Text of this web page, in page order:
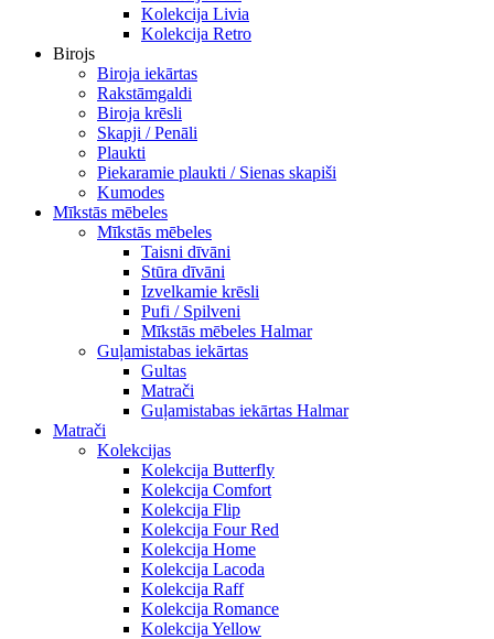
Kolekcija Livia
Kolekcija Retro
Birojs
Biroja iekārtas
Rakstāmgaldi
Biroja krēsli
Skapji / Penāli
Plaukti
Piekaramie plaukti / Sienas skapiši
Kumodes
Mīkstās mēbeles
Mīkstās mēbeles
Taisni dīvāni
Stūra dīvāni
Izvelkamie krēsli
Pufi / Spilveni
Mīkstās mēbeles Halmar
Guļamistabas iekārtas
Gultas
Matrači
Guļamistabas iekārtas Halmar
Matrači
Kolekcijas
Kolekcija Butterfly
Kolekcija Comfort
Kolekcija Flip
Kolekcija Four Red
Kolekcija Home
Kolekcija Lacoda
Kolekcija Raff
Kolekcija Romance
Kolekcija Yellow